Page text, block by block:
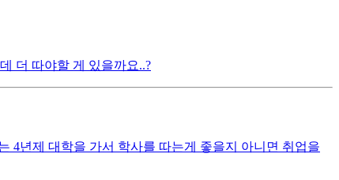
더 따야할 게 있을까요..?
4년제 대학을 가서 학사를 따는게 좋을지 아니면 취업을